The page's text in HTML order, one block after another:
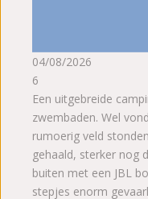
04/08/2026
6
Een uitgebreide
zwembaden. Wel
rumoerig veld
gehaald, sterker nog
buiten met een JBL
stepjes enorm